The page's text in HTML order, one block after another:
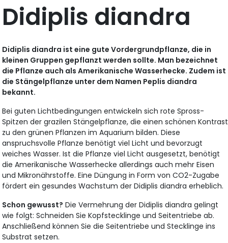
Didiplis diandra
Didiplis diandra ist eine gute Vordergrundpflanze, die in
kleinen Gruppen gepflanzt werden sollte. Man bezeichnet
die Pflanze auch als Amerikanische Wasserhecke. Zudem ist
die Stängelpflanze unter dem Namen Peplis diandra
bekannt.
Bei guten Lichtbedingungen entwickeln sich rote Spross-
Spitzen der grazilen Stängelpflanze, die einen schönen Kontrast
zu den grünen Pflanzen im Aquarium bilden. Diese
anspruchsvolle Pflanze benötigt viel Licht und bevorzugt
weiches Wasser. Ist die Pflanze viel Licht ausgesetzt, benötigt
die Amerikanische Wasserhecke allerdings auch mehr Eisen
und Mikronährstoffe. Eine Düngung in Form von CO2-Zugabe
fördert ein gesundes Wachstum der Didiplis diandra erheblich.
Schon gewusst? Die Vermehrung der Didiplis diandra gelingt
wie folgt: Schneiden Sie Kopfstecklinge und Seitentriebe ab.
Anschließend können Sie die Seitentriebe und Stecklinge ins
Substrat setzen.